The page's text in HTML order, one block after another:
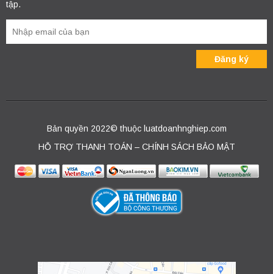
tập.
Bản quyền 2022© thuộc luatdoanhnghiep.com
HỖ TRỢ THANH TOÁN – CHÍNH SÁCH BẢO MẬT